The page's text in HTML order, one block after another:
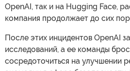
OpenAI, так и на Hugging Face,
компания продолжает до сих
После этих инцидентов OpenAI
исследований, а ее команды
сосредоточиться на улучшении